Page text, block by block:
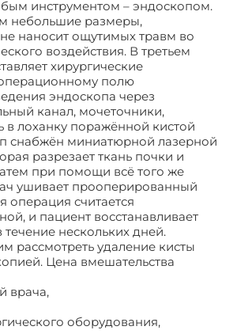
инструментом – эндоскопом.
небольшие размеры,
наносит ощутимых травм во
воздействия. В третьем
хирургические
полю
эндоскопа через
канал, мочеточники,
в лоханку поражённой кистой
снабжён миниатюрной лазерной
разрезает ткань почки и
при помощи всё того же
ушивает прооперированный
операция считается
и пациент восстанавливает
течение нескольких дней.
рассмотреть удаление кисты
Цена вмешательства
врача,
оборудования,